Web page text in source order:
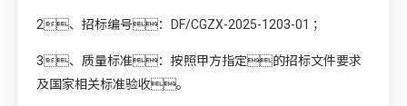
2、招标编号：DF/CGZX-2025-1203-01 ；
3、质量标准：按照甲方指定的招标文件要求
及国家相关标准验收。